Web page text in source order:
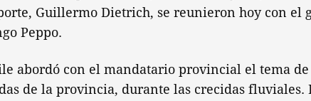
Guillermo Dietrich, se reunieron hoy con el
Peppo.
abordó con el mandatario provincial el tema de
de la provincia, durante las crecidas fluviales.